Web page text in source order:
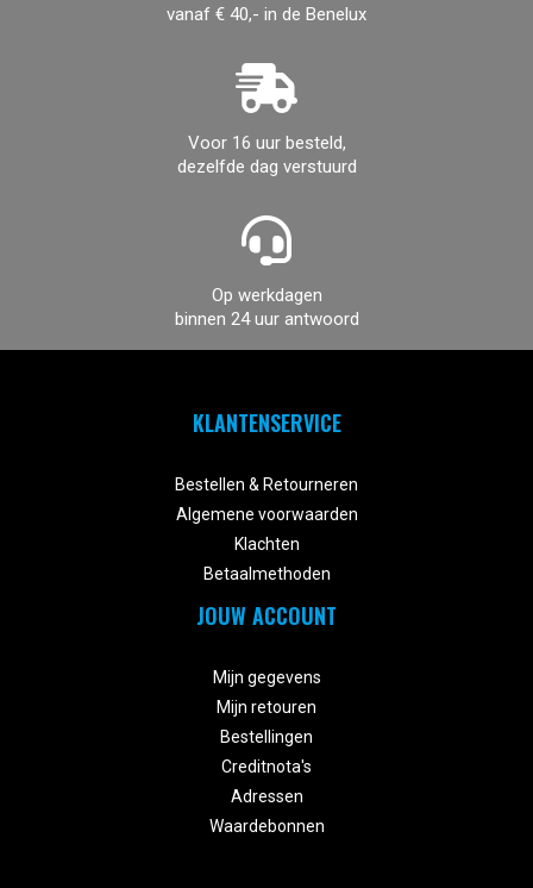
vanaf € 40,- in de Benelux
Voor 16 uur besteld,
dezelfde dag verstuurd
Op werkdagen
binnen 24 uur antwoord
KLANTENSERVICE
Bestellen & Retourneren
Algemene voorwaarden
Klachten
Betaalmethoden
JOUW ACCOUNT
Mijn gegevens
Mijn retouren
Bestellingen
Creditnota's
Adressen
Waardebonnen